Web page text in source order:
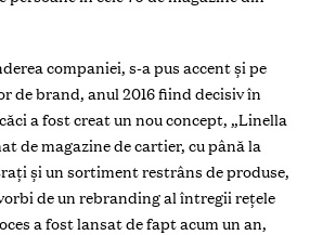
fondată în octombrie 2001, de către
ASEM. În același an a fost deschis și
de tip gheretă, lângă piața din sectorul
deschise trei magazine, de această
din care, deja, se poate vorbi de
din afara Chişinăului a fost
Teleneşti. În momentul fondării,
dar pe parcursul celor 15 ani de la